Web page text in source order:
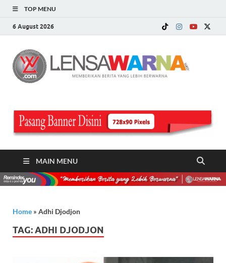
TOP MENU
6 August 2026
MAIN MENU
Home » Adhi Djodjon
TAG:ADHI DJODJON